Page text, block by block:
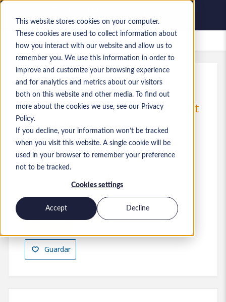
This website stores cookies on your computer.
These cookies are used to collect information about
how you interact with our website and allow us to
remember you. We use this information in order to
improve and customize your browsing experience
and for analytics and metrics about our visitors
both on this website and other media. To find out
more about the cookies we use, see our Privacy
Policy.
If you decline, your information won’t be tracked
when you visit this website. A single cookie will be
used in your browser to remember your preference
not to be tracked.
Cookies settings
Accept Decline
Empleos guardados
Ref. :a0MP9000009VoL7.9_1781487958
Data Platform Manager/ Architect
Hong Kong
65.000 HKD to 75.000 HKD HKD
Practice Lead
Senior
Guardar
Solicitar